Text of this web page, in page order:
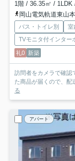
1階 / 36.35㎡ / 1LDK
岡山電気軌道東山本線「
バス・トイレ別 室
TVモニタ付インター
礼0 新築
訪問者をカメラで確認
た商品が届くので、配
る
アパート